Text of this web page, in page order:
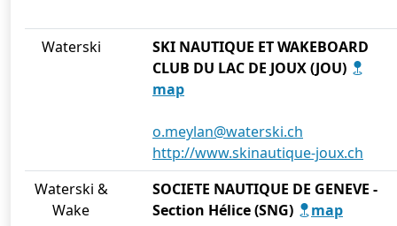
Waterski
SKI NAUTIQUE ET WAKEBOARD
CLUB DU LAC DE JOUX (JOU)
map
o.meylan@waterski.ch
http://www.skinautique-joux.ch
Waterski &
Wake
SOCIETE NAUTIQUE DE GENEVE -
Section Hélice (SNG)
map